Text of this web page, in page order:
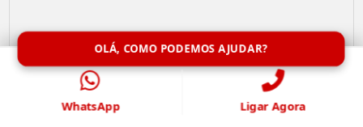
OLÁ, COMO PODEMOS AJUDAR?
WhatsApp Ligar Agora